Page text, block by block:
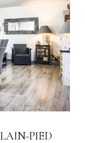
PIED